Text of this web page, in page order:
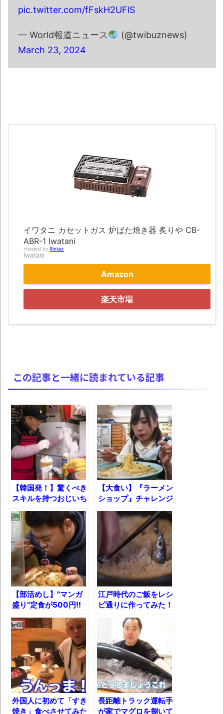
ときの面倒くささを美味しさが上回らないよ
NEW!
「題名のない音楽会」ゲーム音楽批判から
36年 ～因果な逆転劇～NEW!
ロープと滑車と犬マスクでエクストリーム
『FF15』が発売10周年！ノクティスフィギ
ュアなどが当たる記念くじが登場です
みんななんだかんだ言ってお金持ってんじ
「アメリカのヤンキーがアジア人にケンカ
を売った結果ｗｗｗ」 ほか
す(若干ネタバレあり) 26/07/25
マケイン9巻＆アニメ公式ガイド感想
独学で挑んだ2026年二級建築士学科試験結
果速報（仮）
体験談：仕事で同じビルの中に入っている
グループ会社の嫁子 [ほのぼの]
葉月つばさちゃん、昔から見てるんだけど
かなりお姉さんになったね
壊れたエアコンと歌えないボク
バージョンアップ情報更新 AOMEI
Backupper Standard 8.3.0 などバージョンア
ップ
高嶋ちさ子、ダウン症の姉が暴行事件！事
件の一部始終と衝撃の結末
【呆然】北海道旅行ワイ「ウニイクラ丼特
お！！！！！」→結
果･････････････････････････････
【動画】カニ、ちょっかい出してきた陰に
ブチギレ
長野県のなめこのデカさが規格外だったｗ
ｗ
pic.twitter.com/fFskH2UFlS
— World報道ニュース
(@twibuznews)
March 23, 2024
イワタニ カセットガス 炉ばた焼き器 炙りや CB-
ABR-1 Iwatani
created by Rinker
Iwatani
Amazon
楽天市場
この記事と一緒に読まれている記事
【韓国発！】驚くべき
スキルを持つおじいち
ゃんのクレープ!!
【大食い】『ラーメン
ショップ』チャレンジ
メニューを初心に帰っ
て楽しんできた！
【部活めし】"マンガ
盛り"定食が500円!!
体育会系大学生の胃袋
を支える人情定食屋と
は？
江戸時代のご飯をレシ
ピ通りに作ってみた！
外国人に初めて「すき
焼き」食べさせてみた
長距離トラック運転手
が家でマグロを捌いて